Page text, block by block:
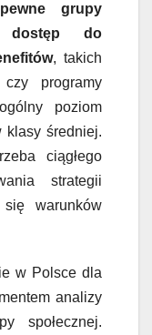
pewne grupy
dostęp do
, takich
programy
poziom
klasy średniej.
ciągłego
strategii
warunków
w Polsce dla
analizy
społecznej.